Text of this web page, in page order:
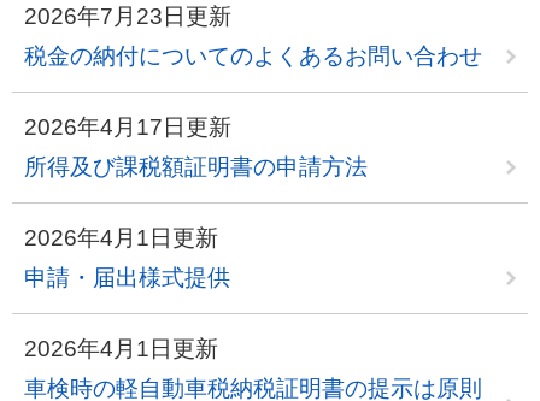
2026年7月23日更新
税金の納付についてのよくあるお問い合わせ
2026年4月17日更新
所得及び課税額証明書の申請方法
2026年4月1日更新
申請・届出様式提供
2026年4月1日更新
車検時の軽自動車税納税証明書の提示は原則